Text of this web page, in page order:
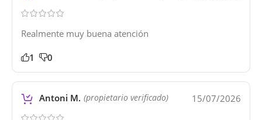
Realmente muy buena atención
1 0
Antoni M. (propietario verificado) 15/07/2026